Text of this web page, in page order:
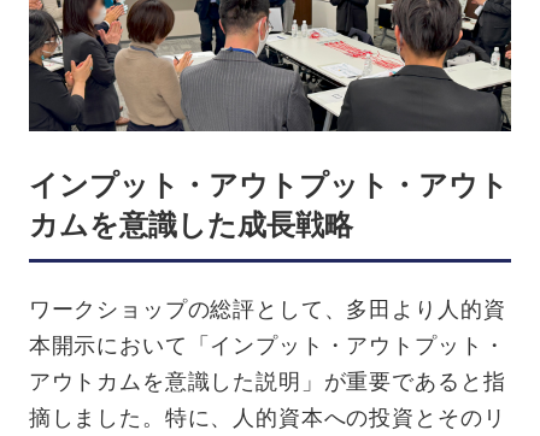
インプット・アウトプット・アウト
カムを意識した成長戦略
ワークショップの総評として、多田より人的資
本開示において「インプット・アウトプット・
アウトカムを意識した説明」が重要であると指
摘しました。特に、人的資本への投資とそのリ